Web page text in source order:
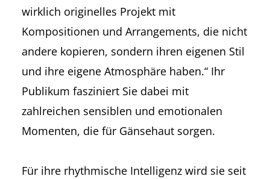
wirklich originelles Projekt mit
Kompositionen und Arrangements, die nicht
andere kopieren, sondern ihren eigenen Stil
und ihre eigene Atmosphäre haben.“ Ihr
Publikum fasziniert Sie dabei mit
zahlreichen sensiblen und emotionalen
Momenten, die für Gänsehaut sorgen.
Für ihre rhythmische Intelligenz wird sie seit